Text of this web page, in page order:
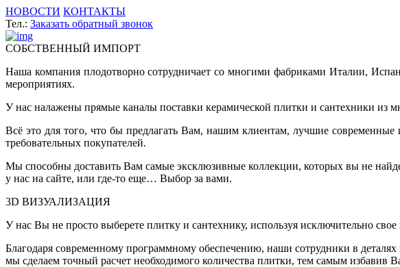
НОВОСТИ КОНТАКТЫ
Тел.: Заказать обратный звонок
СОБСТВЕННЫЙ ИМПОРТ
Наша компания плодотворно сотрудничает со многими фабриками Италии,
мероприятиях.
У нас налажены прямые каналы поставки керамической плитки и сантехники из
Всё это для того, что бы предлагать Вам, нашим клиентам, лучшие
требовательных покупателей.
Мы способны доставить Вам самые эксклюзивные коллекции, которых вы не
у нас на сайте, или где-то еще… Выбор за вами.
3D ВИЗУАЛИЗАЦИЯ
У нас Вы не просто выберете плитку и сантехнику, используя исключительно
Благодаря современному программному обеспечению, наши сотрудники в
мы сделаем точный расчет необходимого количества плитки, тем самым избавив